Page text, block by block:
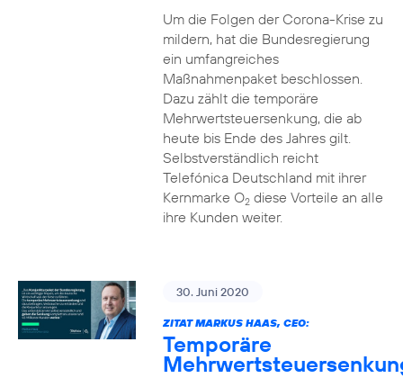
Um die Folgen der Corona-Krise zu
mildern, hat die Bundesregierung
ein umfangreiches
Maßnahmenpaket beschlossen.
Dazu zählt die temporäre
Mehrwertsteuersenkung, die ab
heute bis Ende des Jahres gilt.
Selbstverständlich reicht
Telefónica Deutschland mit ihrer
Kernmarke O2diese Vorteile an alle
ihre Kunden weiter.
30. Juni 2020
ZITAT MARKUS HAAS, CEO:
Temporäre